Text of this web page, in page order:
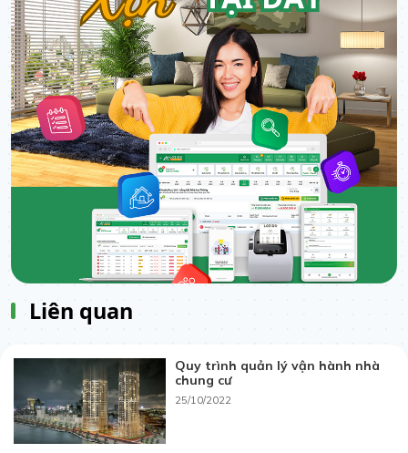
Liên quan
Quy trình quản lý vận hành nhà
chung cư
25/10/2022